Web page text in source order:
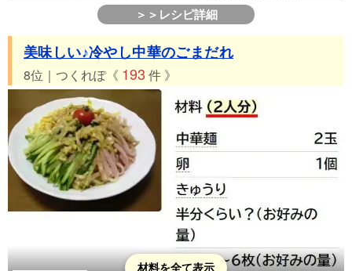
＞＞レシピ詳細
美味しい♪冷やし中華のごまだれ
8位｜つくれぽ《 193 件 》
材料を全て表示